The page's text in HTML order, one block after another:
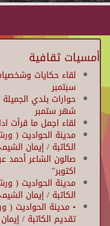
أمسيات ثقافية
لقاء حكايات
سبتمبر
حوارات بلدي
شهر ستمبر
لقاء اجمل ما قرأت
مدينة الحواديت (
الكاتبة / إيمان
صالون الشاعر أحمد
اكتوبر"
مدينة الحواديت (
الكاتبة / إيمان
• مدينة الحواديت (
تقديم الكاتبة /